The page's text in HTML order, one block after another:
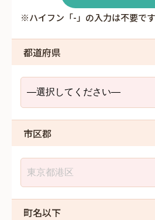
※ハイフン「-」の入力は不要です
都道府県
市区郡
町名以下